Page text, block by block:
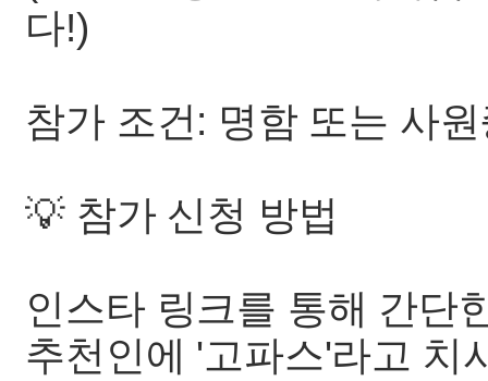
다!)
참가 조건: 명함 또는 사
💡 참가 신청 방법
인스타 링크를 통해 간단
추천인에 '고파스'라고 치